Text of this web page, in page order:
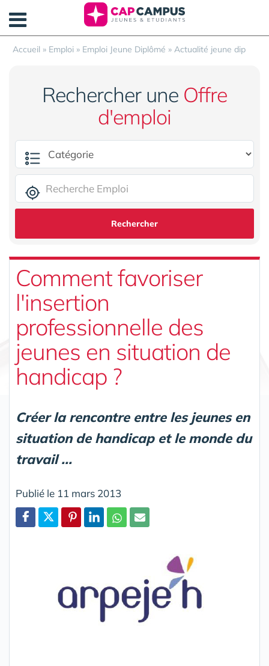
Accueil » Emploi » Emploi Jeune Diplômé » Actualité jeune dip
Rechercher une Offre
d'emploi
Rechercher
Comment favoriser
l'insertion
professionnelle des
jeunes en situation de
handicap ?
Créer la rencontre entre les jeunes en
situation de handicap et le monde du
travail ...
Publié le 11 mars 2013
Panneau de gestion des cookies